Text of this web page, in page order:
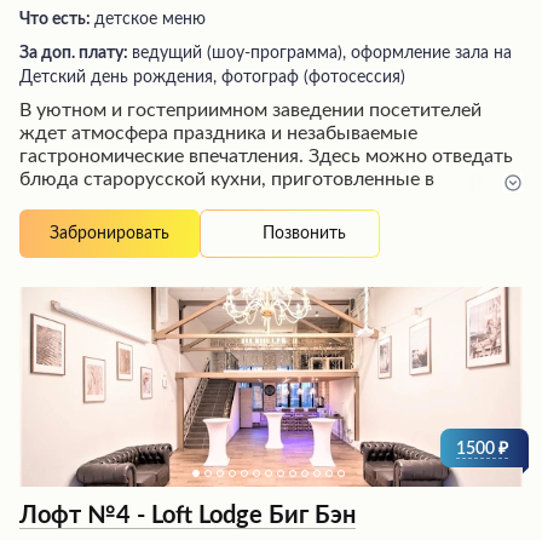
Что есть: детское меню
За доп. плату: ведущий (шоу-программа), оформление зала на
Детский день рождения, фотограф (фотосессия)
В уютном и гостеприимном заведении посетителей
ждет атмосфера праздника и незабываемые
гастрономические впечатления. Здесь можно отведать
блюда старорусской кухни, приготовленные в
современных изысков. Особой похвалы удостоились
божественно вкусные козленок и грибы, а также
а отзывчивый персонал с вниманием относится к
каждому гостю, подробно рассказывая о блюдах.
Развлекательная программа с участием артистов и
диджеев превращает визит в настоящий праздник.
Ценник выше среднего, но иногда стоит побаловать
себя изысканной трапезой в столь гостеприимных
Забронировать Позвонить
1500
Лофт №4 - Loft Lodge Биг Бэн